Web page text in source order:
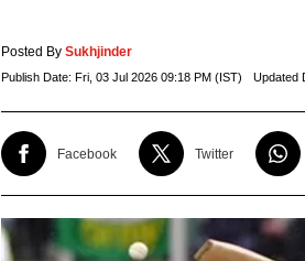
Posted By Sukhjinder
Publish Date: Fri, 03 Jul 2026 09:18 PM (IST) Updated
Facebook Twitter